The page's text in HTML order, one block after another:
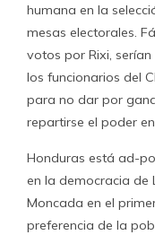
humana en la
mesas electorales.
votos por Rixi,
los funcionarios del
para no dar por
repartirse el poder
Honduras está ad-
en la democracia de
Moncada en el
preferencia de la